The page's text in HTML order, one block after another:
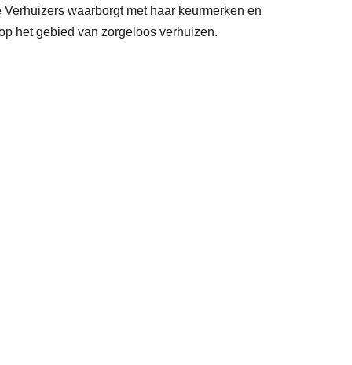
waarborgt met haar keurmerken en
het gebied van zorgeloos verhuizen.